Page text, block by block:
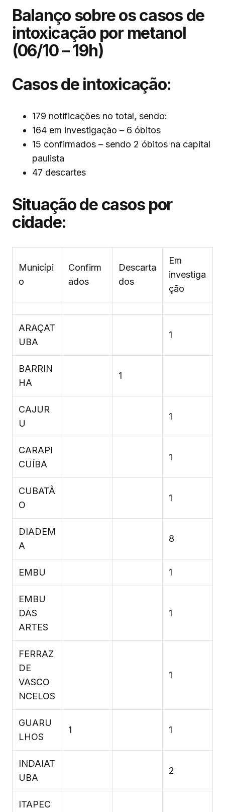
Balanço sobre os casos de
intoxicação por metanol
(06/10 – 19h)
Casos de intoxicação:
179 notificações no total, sendo:
164 em investigação – 6 óbitos
15 confirmados – sendo 2 óbitos na capital
paulista
47 descartes
Situação de casos por
cidade:
Municípi
o
Confirm
ados
Descarta
dos
Em
investiga
ção
ARAÇAT
UBA
1
BARRIN
HA
1
CAJUR
U
1
CARAPI
CUÍBA
1
CUBATÃ
O
1
DIADEM
A
8
EMBU 1
EMBU
DAS
ARTES
1
FERRAZ
DE
VASCO
NCELOS
1
GUARU
LHOS
1 1
INDAIAT
UBA
2
ITAPEC